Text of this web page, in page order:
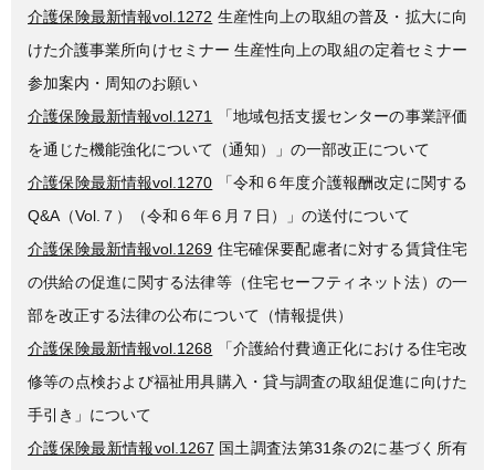
介護保険最新情報vol.1272 生産性向上の取組の普及・拡大に向
けた介護事業所向けセミナー 生産性向上の取組の定着セミナー
参加案内・周知のお願い
介護保険最新情報vol.1271
「地域包括支援センターの事業評価
を通じた機能強化について（通知）」の一部改正について
介護保険最新情報vol.1270 「令和６年度介護報酬改定に関する
Q&A（Vol.７）（令和６年６月７日）」の送付について
介護保険最新情報vol.1269 住宅確保要配慮者に対する賃貸住宅
の供給の促進に関する法律等（住宅セーフティネット法）の一
部を改正する法律の公布について（情報提供）
介護保険最新情報vol.1268 「介護給付費適正化における住宅改
修等の点検および福祉用具購入・貸与調査の取組促進に向けた
手引き」について
介護保険最新情報vol.1267 国土調査法第31条の2に基づく所有